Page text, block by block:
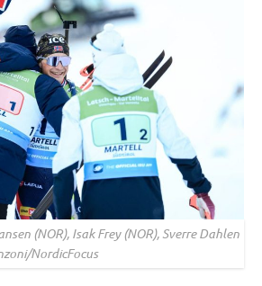
(NOR), Isak Frey (NOR), Sverre Dahlen
NordicFocus